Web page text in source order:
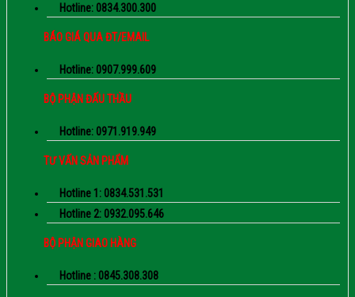
Hotline: 0834.300.300
BÁO GIÁ QUA ĐT/EMAIL
Hotline: 0907.999.609
BỘ PHẬN ĐẤU THẦU
Hotline: 0971.919.949
TƯ VẤN SẢN PHẨM
Hotline 1: 0834.531.531
Hotline 2: 0932.095.646
BỘ PHẬN GIAO HÀNG
Hotline : 0845.308.308